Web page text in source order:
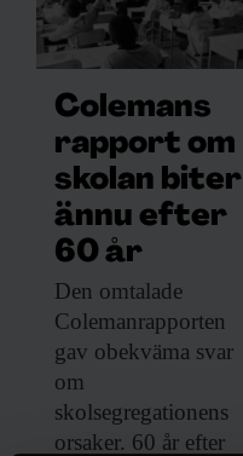
Colemans
rapport om
skolan biter
ännu efter
60 år
Den omtalade
Colemanrapporten
gav obekväma svar
om
skolsegregationens
orsaker. 60 år efter